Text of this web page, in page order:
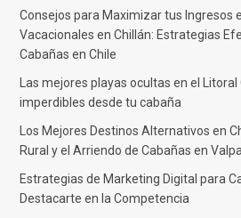
Consejos para Maximizar tus Ingresos
Vacacionales en Chillán: Estrategias
Cabañas en Chile
Las mejores playas ocultas en el
imperdibles desde tu cabaña
Los Mejores Destinos Alternativos en
Rural y el Arriendo de Cabañas en
Estrategias de Marketing Digital para
Destacarte en la Competencia